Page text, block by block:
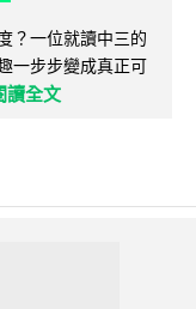
？一位就讀中三的
一步步變成真正可
讀全文